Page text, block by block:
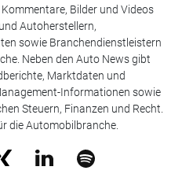
Bilder und Videos
Autoherstellern,
sowie Branchendienstleistern
Neben den Auto News gibt
Marktdaten und
Informationen sowie
Steuern, Finanzen und Recht.
die Automobilbranche.